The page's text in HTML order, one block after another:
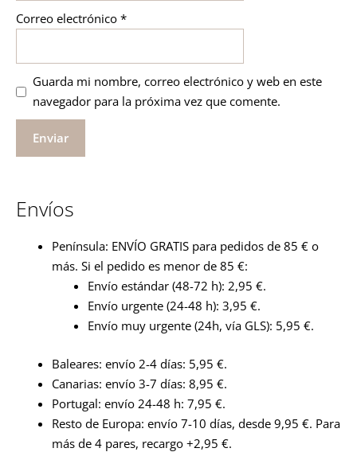
Correo electrónico *
Guarda mi nombre, correo electrónico y web en este
navegador para la próxima vez que comente.
Envíos
Península: ENVÍO GRATIS para pedidos de 85 € o
más. Si el pedido es menor de 85 €:
Envío estándar (48-72 h): 2,95 €.
Envío urgente (24-48 h): 3,95 €.
Envío muy urgente (24h, vía GLS): 5,95 €.
Baleares: envío 2-4 días: 5,95 €.
Canarias: envío 3-7 días: 8,95 €.
Portugal: envío 24-48 h: 7,95 €.
Resto de Europa: envío 7-10 días, desde 9,95 €. Para
más de 4 pares, recargo +2,95 €.